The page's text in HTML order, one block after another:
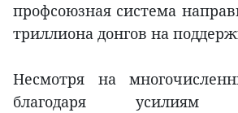
профсоюзная система
триллиона донгов на
Несмотря на
благодаря усилиям